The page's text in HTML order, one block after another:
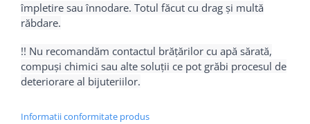
împletire sau înnodare. Totul făcut cu drag și multă
răbdare.
!! Nu recomandăm contactul brățărilor cu apă sărată,
compuși chimici sau alte soluții ce pot grăbi procesul de
deteriorare al bijuteriilor.
Informatii conformitate produs